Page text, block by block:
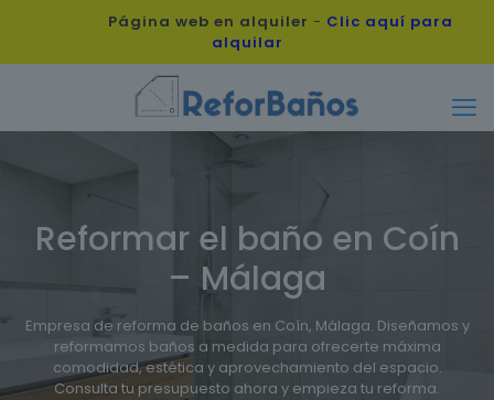
Página web en alquiler - Clic aquí para
alquilar
Reformar el baño en Coín
– Málaga
Empresa de reforma de baños en Coín, Málaga. Diseñamos y
reformamos baños a medida para ofrecerte máxima
comodidad, estética y aprovechamiento del espacio.
Consulta tu presupuesto ahora y empieza tu reforma.